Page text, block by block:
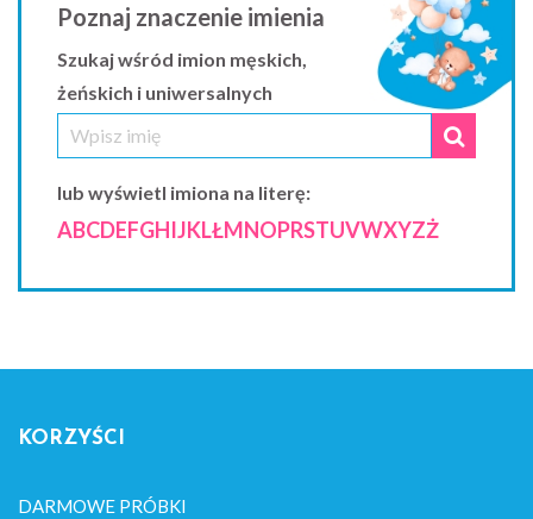
Poznaj znaczenie imienia
Szukaj wśród imion męskich,
żeńskich i uniwersalnych
lub wyświetl imiona na literę:
ABCDEFGHIJKLŁMNOPRSTUVWXYZŻ
KORZYŚCI
DARMOWE PRÓBKI